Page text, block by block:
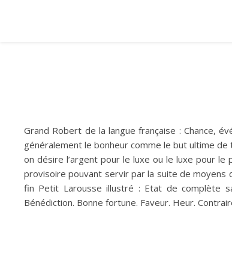
Grand Robert de la langue française : Chance,
généralement le bonheur comme le but ultime de
on désire l’argent pour le luxe ou le luxe pour le
provisoire pouvant servir par la suite de moyens
fin Petit Larousse illustré : Etat de complète
Bénédiction. Bonne fortune. Faveur. Heur.